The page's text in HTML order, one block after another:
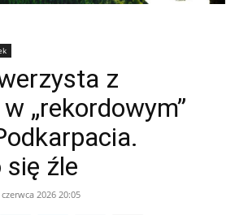
z
„rekordowym”
się źle
2026 20:05